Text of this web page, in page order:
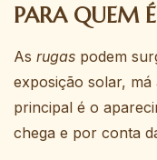
PARA QUEM
As rugas podem
exposição solar,
principal é o
chega e por conta